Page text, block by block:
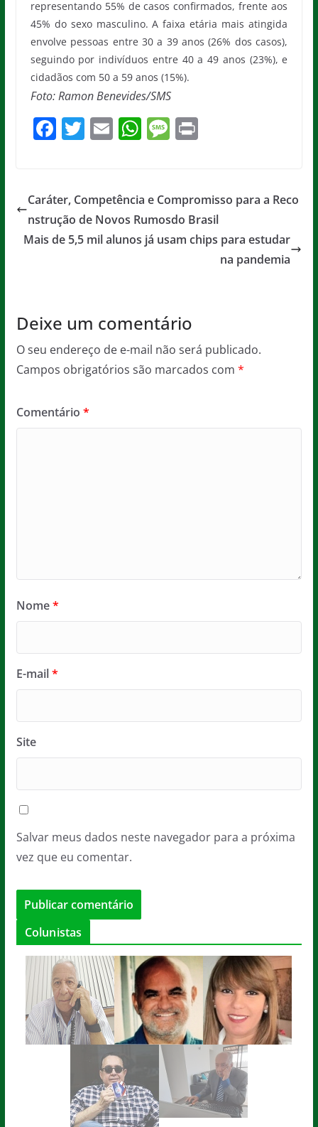
representando 55% de casos confirmados, frente aos
45% do sexo masculino. A faixa etária mais atingida
envolve pessoas entre 30 a 39 anos (26% dos casos),
seguindo por indivíduos entre 40 a 49 anos (23%), e
cidadãos com 50 a 59 anos (15%).
Foto: Ramon Benevides/SMS
F
e
b
o
T
er
E
l
W
s
A
p
M
a
g
e
Pr
Caráter, Competência e Compromisso para a Reco
nstrução de Novos Rumosdo Brasil
Mais de 5,5 mil alunos já usam chips para estudar
na pandemia
Deixe um comentário
O seu endereço de e-mail não será publicado.
Campos obrigatórios são marcados com *
Comentário *
Nome*
E-mail*
Site
Salvar meus dados neste navegador para a próxima
vez que eu comentar.
Colunistas